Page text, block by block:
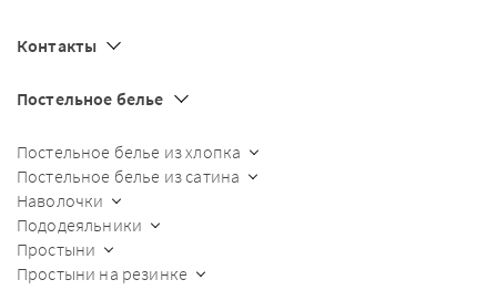
Контакты
Постельное белье
Постельное белье из хлопка
Постельное белье из сатина
Наволочки
Пододеяльники
Простыни
Простыни на резинке